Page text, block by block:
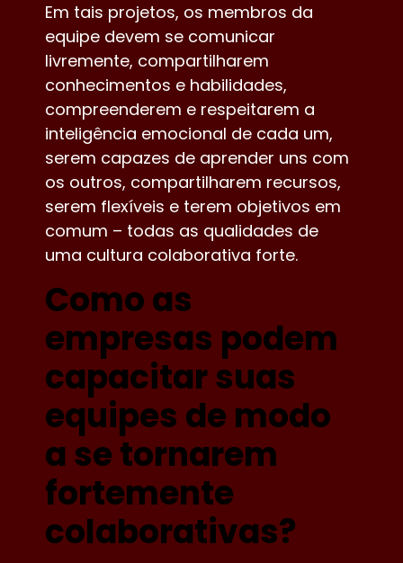
Em tais projetos, os membros da
equipe devem se comunicar
livremente, compartilharem
conhecimentos e habilidades,
compreenderem e respeitarem a
inteligência emocional de cada um,
serem capazes de aprender uns com
os outros, compartilharem recursos,
serem flexíveis e terem objetivos em
comum – todas as qualidades de
uma cultura colaborativa forte.
Como as
empresas podem
capacitar suas
equipes de modo
a se tornarem
fortemente
colaborativas?